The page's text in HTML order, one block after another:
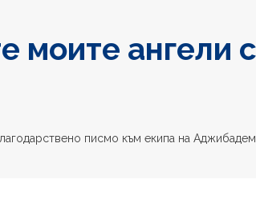
моите ангели
писмо към екипа на